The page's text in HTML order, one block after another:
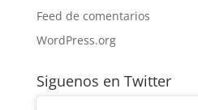
Feed de comentarios
WordPress.org
Siguenos en Twitter